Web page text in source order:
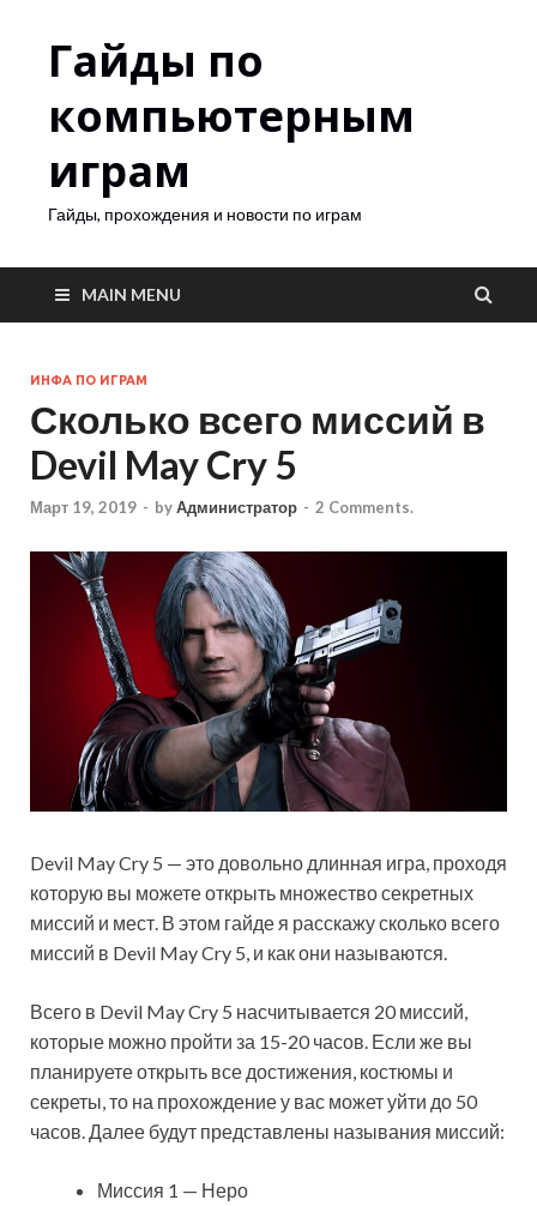
Гайды по
компьютерным
играм
Гайды, прохождения и новости по играм
MAIN MENU
ИНФА ПО ИГРАМ
Сколько всего миссий в
Devil May Cry 5
Март 19, 2019 - byАдминистратор - 2 Comments.
Devil May Cry 5 — это довольно длинная игра, проходя
которую вы можете открыть множество секретных
миссий и мест. В этом гайде я расскажу сколько всего
миссий в Devil May Cry 5, и как они называются.
Всего в Devil May Cry 5 насчитывается 20 миссий,
которые можно пройти за 15-20 часов. Если же вы
планируете открыть все достижения, костюмы и
секреты, то на прохождение у вас может уйти до 50
часов. Далее будут представлены называния миссий:
Миссия 1 — Неро